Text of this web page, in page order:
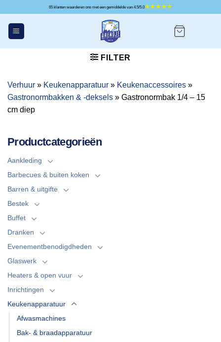
inhoud
65 klanten waarderen ons met een gemiddelde van 4.5/5.0
FILTER
Verhuur » Keukenapparatuur » Keukenaccessoires »
Gastronormbakken & -deksels » Gastronormbak 1/4 – 15
cm diep
Productcategorieën
Aankleding
Barbecues & buiten koken
Barren & uitgifte
Bestek
Buffet
Dranken
Evenementbenodigdheden
Glaswerk
Heaters & open vuur
Inrichtingen
Keukenapparatuur
Afwasmachines
Bak- & braadapparatuur